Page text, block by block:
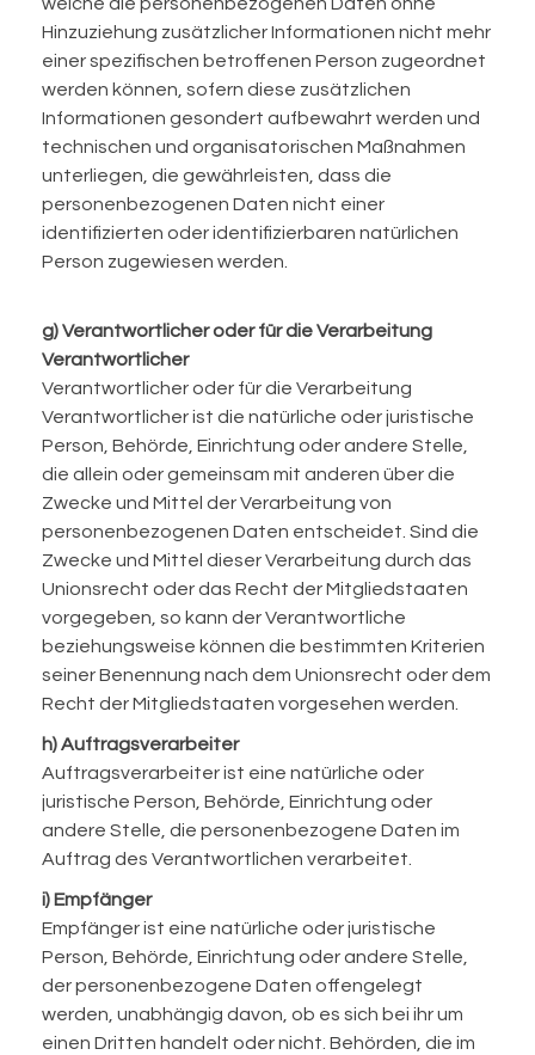
Hinzuziehung zusätzlicher Informationen nicht mehr
einer spezifischen betroffenen Person zugeordnet
werden können, sofern diese zusätzlichen
Informationen gesondert aufbewahrt werden und
technischen und organisatorischen Maßnahmen
unterliegen, die gewährleisten, dass die
personenbezogenen Daten nicht einer
identifizierten oder identifizierbaren natürlichen
Person zugewiesen werden.
g) Verantwortlicher oder für die Verarbeitung
Verantwortlicher
Verantwortlicher oder für die Verarbeitung
Verantwortlicher ist die natürliche oder juristische
Person, Behörde, Einrichtung oder andere Stelle,
die allein oder gemeinsam mit anderen über die
Zwecke und Mittel der Verarbeitung von
personenbezogenen Daten entscheidet. Sind die
Zwecke und Mittel dieser Verarbeitung durch das
Unionsrecht oder das Recht der Mitgliedstaaten
vorgegeben, so kann der Verantwortliche
beziehungsweise können die bestimmten Kriterien
seiner Benennung nach dem Unionsrecht oder dem
Recht der Mitgliedstaaten vorgesehen werden.
h) Auftragsverarbeiter
Auftragsverarbeiter ist eine natürliche oder
juristische Person, Behörde, Einrichtung oder
andere Stelle, die personenbezogene Daten im
Auftrag des Verantwortlichen verarbeitet.
i) Empfänger
Empfänger ist eine natürliche oder juristische
Person, Behörde, Einrichtung oder andere Stelle,
der personenbezogene Daten offengelegt
werden, unabhängig davon, ob es sich bei ihr um
einen Dritten handelt oder nicht. Behörden, die im